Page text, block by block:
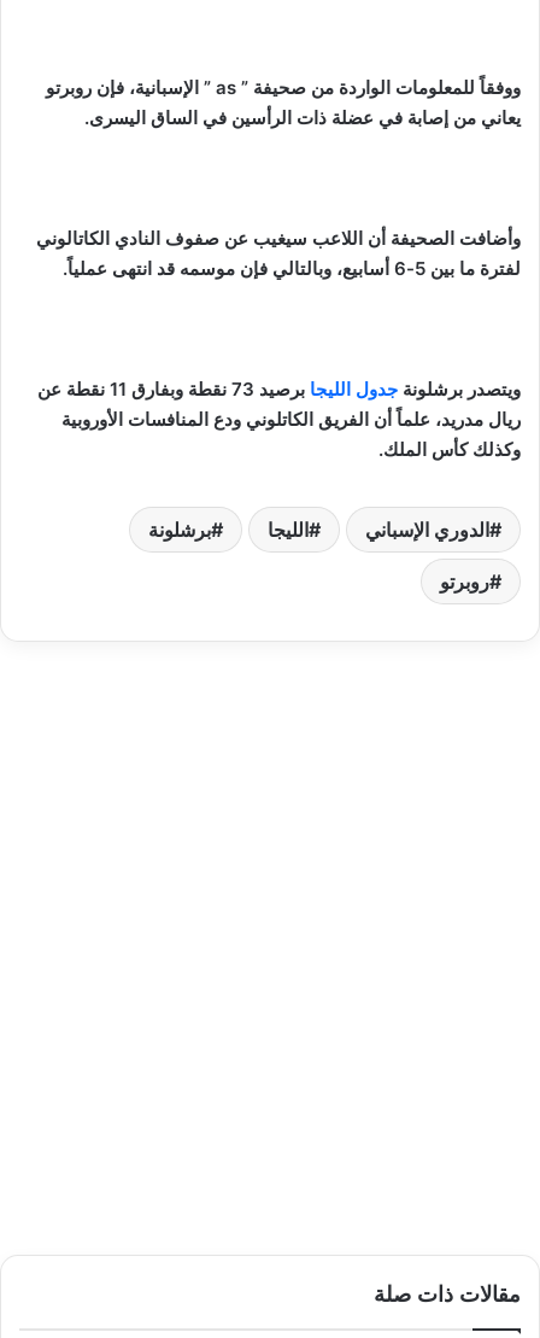
ووفقاً للمعلومات الواردة من صحيفة ” as ” الإسبانية، فإن روبرتو
يعاني من إصابة في عضلة ذات الرأسين في الساق اليسرى.
وأضافت الصحيفة أن اللاعب سيغيب عن صفوف النادي الكاتالوني
لفترة ما بين 5-6 أسابيع، وبالتالي فإن موسمه قد انتهى عملياً.
ويتصدر برشلونة جدول الليجا
برصيد 73 نقطة وبفارق 11 نقطة عن
ريال مدريد، علماً أن الفريق الكاتلوني ودع المنافسات الأوروبية
وكذلك كأس الملك.
الدوري الإسباني الليجا برشلونة
روبرتو
مقالات ذات صلة